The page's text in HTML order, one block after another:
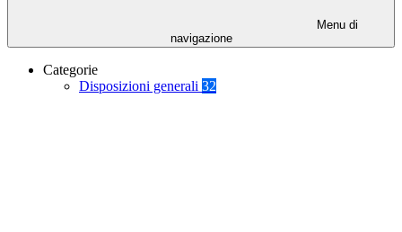
Menu di
navigazione
Categorie
Disposizioni generali 32